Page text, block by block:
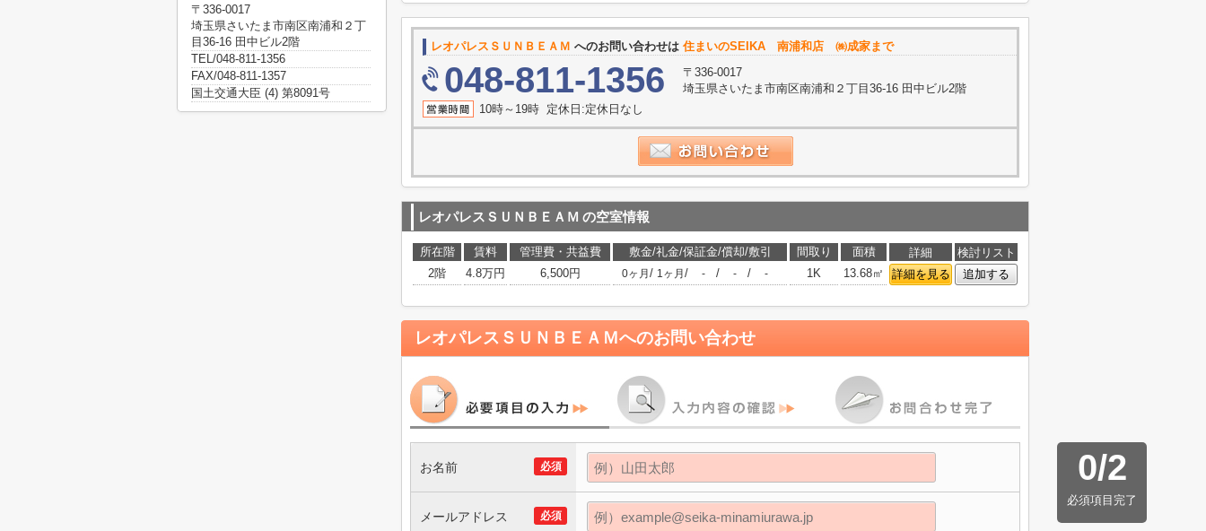
レオパレスＳＵＮＢＥＡＭ へのお問い合わせは 住まいのSEIKA 南浦和店 ㈱成家まで
048-811-1356
〒336-0017
埼玉県さいたま市南区南浦和２丁目36-16 田中ビル2階
10時～19時 定休日:定休日なし
レオパレスＳＵＮＢＥＡＭ の空室情報
所在階 賃料 管理費・共益費 敷金/礼金/保証金/償却/敷引 間取り 面積 詳細
検討リスト
2階
4.8万円 6,500円 0ヶ月 / 1ヶ月 / - / - / - 1K 13.68㎡ 詳細を見る 追加する
レオパレスＳＵＮＢＥＡＭへのお問い合わせ
0/2
必須項目完了
必須
お名前
必須
メールアドレス
〒336-0017
埼玉県さいたま市南区南浦和２丁
目36-16 田中ビル2階
TEL/048-811-1356
FAX/048-811-1357
国土交通大臣 (4) 第8091号